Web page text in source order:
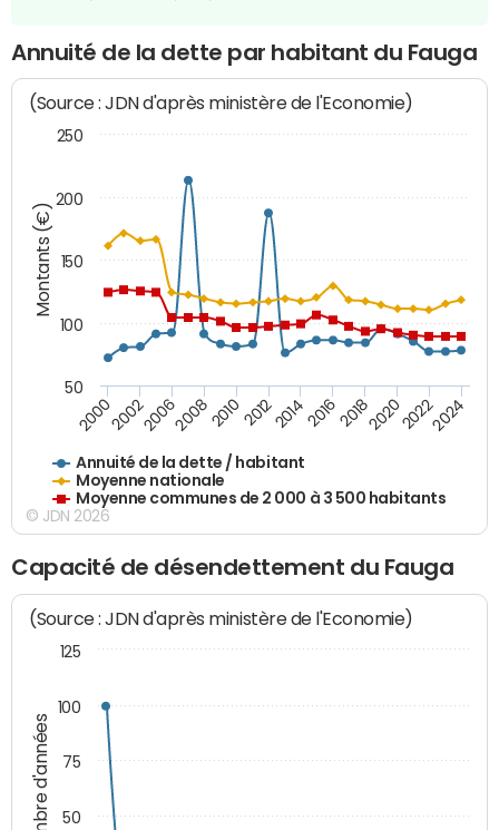
Annuité de la dette par habitant du Fauga
Montants (€)
(Source : JDN d'après ministère de l'Economie)
Annuité de la dette / habitant
Moyenne nationale
Moyenne communes de 2 000 à 3 500 habitants
200020022006200820102012201420162018202020222024
50
100
150
200
250
© JDN 2026
Capacité de désendettement du Fauga
Nombre d'années
(Source : JDN d'après ministère de l'Economie)
50
75
100
125